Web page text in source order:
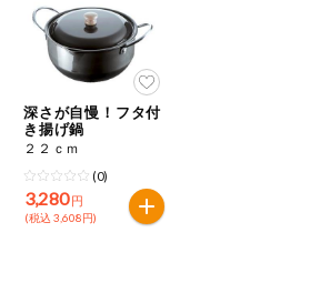
ミールキット
組合員さんの
リクエスト
よりすぐり
深さが自慢！フタ付
き揚げ鍋
２２ｃｍ
(0)
3,280 円
(税込 3,608円)